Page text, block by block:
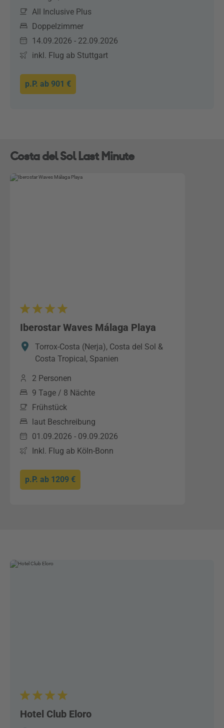
All Inclusive Plus
Doppelzimmer
14.09.2026 - 22.09.2026
inkl. Flug ab Stuttgart
p.P. ab 901 €
Costa del Sol Last Minute
Iberostar Waves Málaga Playa
Torrox-Costa (Nerja), Costa del Sol &
Costa Tropical, Spanien
2 Personen
9 Tage / 8 Nächte
Frühstück
laut Beschreibung
01.09.2026 - 09.09.2026
Inkl. Flug ab Köln-Bonn
p.P. ab 1209 €
Hotel Club Eloro